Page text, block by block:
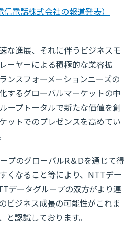
信電話株式会社の報道発表）
な進展、それに伴うビジネスモ
ーヤーによる積極的な業容拡
ンスフォーメーションニーズの
するグローバルマーケットの中
ープトータルで新たな価値を創
ットでのプレゼンスを高めてい
プのグローバルR＆Dを通じて得
くなること等により、NTTデー
データグループの双方がより連
ビジネス成長の可能性がこれま
と認識しております。